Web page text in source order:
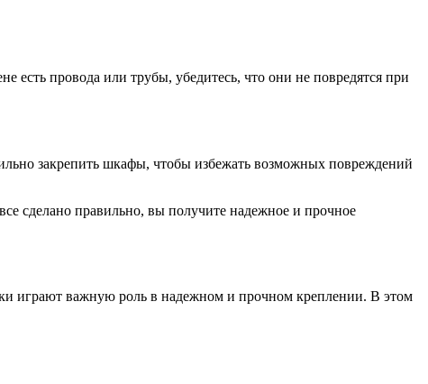
есть провода или трубы, убедитесь, что они не повредятся при
закрепить шкафы, чтобы избежать возможных повреждений
сделано правильно, вы получите надежное и прочное
играют важную роль в надежном и прочном креплении. В этом